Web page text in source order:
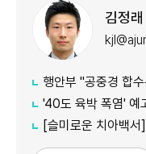
김정
행안부 "공중경 합수본
'40도 육박 폭염' 예
[슬미로운 치아백